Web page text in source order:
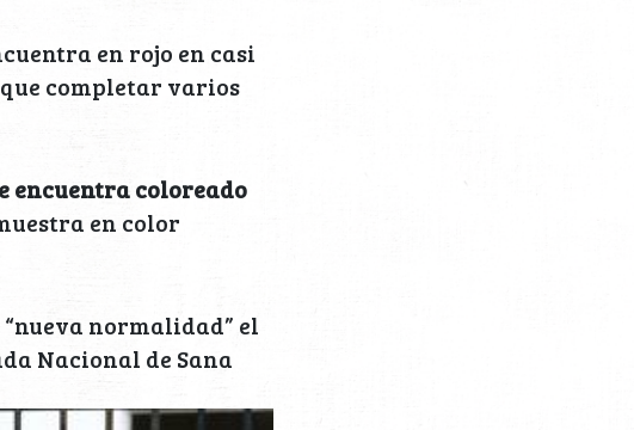
en rojo en casi
completar varios
encuentra coloreado
en color
normalidad” el
Nacional de Sana